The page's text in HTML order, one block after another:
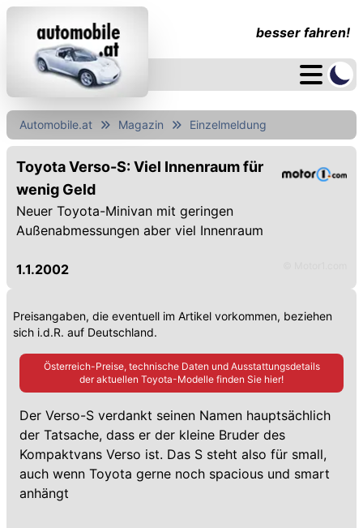
besser fahren!
Automobile.at Magazin Einzelmeldung
Toyota Verso-S: Viel Innenraum für
wenig Geld
Neuer Toyota-Minivan mit geringen
Außenabmessungen aber viel Innenraum
1.1.2002
Preisangaben, die eventuell im Artikel vorkommen, beziehen
sich i.d.R. auf Deutschland.
Österreich-Preise, technische Daten und Ausstattungsdetails
der aktuellen Toyota-Modelle finden Sie hier!
Der Verso-S verdankt seinen Namen hauptsächlich
der Tatsache, dass er der kleine Bruder des
Kompaktvans Verso ist. Das S steht also für small,
auch wenn Toyota gerne noch spacious und smart
anhängt